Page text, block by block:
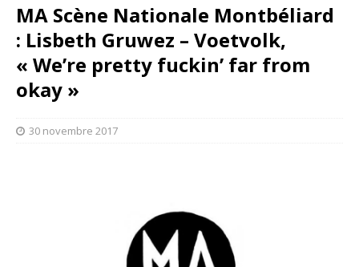
MA Scène Nationale Montbéliard
: Lisbeth Gruwez – Voetvolk,
« We’re pretty fuckin’ far from
okay »
30 novembre 2017